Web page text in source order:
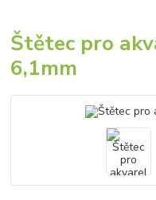
Štětec pro
6,1mm